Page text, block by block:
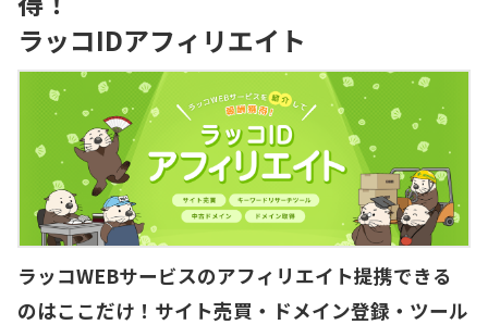
ラッコIDアフィリエイト
ラッコWEBサービスのアフィリエイト提携できる
のはここだけ！サイト売買・ドメイン登録・ツール